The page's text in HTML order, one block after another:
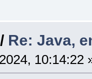
/ Re: Java,
10:14:22